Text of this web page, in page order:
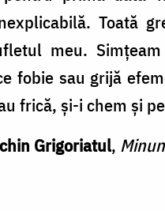
Toată
meu.
fobie sau grijă
frică, și-i chem și
Grigoriatul,